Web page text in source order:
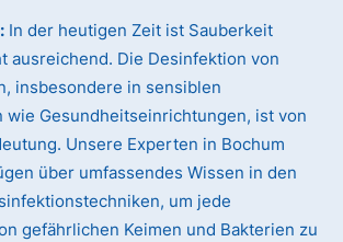
In der heutigen Zeit ist Sauberkeit
ausreichend. Die Desinfektion von
insbesondere in sensiblen
wie Gesundheitseinrichtungen, ist von
Unsere Experten in Bochum
über umfassendes Wissen in den
um jede
gefährlichen Keimen und Bakterien zu